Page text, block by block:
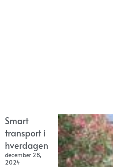
Smart
transport i
hverdagen
december 28,
2024